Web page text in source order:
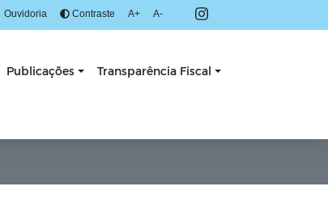
Ouvidoria Contraste A+ A-
Publicações Transparência Fiscal